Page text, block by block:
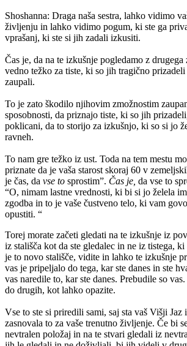
Shoshanna: Draga naša sestra, lahko vidimo
življenju in lahko vidimo pogum, ki ste ga
vprašanj, ki ste si jih zadali izkusiti.
Čas je, da na te izkušnje pogledamo z
vedno težko za tiste, ki so jih tragično
zaupali.
To je zato škodilo njihovim zmožnostim
sposobnosti, da priznajo tiste, ki so jih
poklicani, da to storijo za izkušnjo, ki so si jo
ravneh.
To nam gre težko iz ust. Toda na tem mestu
priznate da je vaša starost skoraj 60 v
je čas, da vse to sprostim”. Čas je, da vse to
“O, nimam lastne vrednosti, ki bi si jo želela
zgodba in to je vaše čustveno telo, ki vam
opustiti. “
Torej morate začeti gledati na te izkušnje iz
iz stališča kot da ste gledalec in ne iz tistega,
je to novo stališče, vidite in lahko te izkušnje
vas je pripeljalo do tega, kar ste danes in ste
vas naredile to, kar ste danes. Prebudile so
do drugih, kot lahko opazite.
Vse to ste si priredili sami, saj sta vaš Višji Jaz
zasnovala to za vaše trenutno življenje. Če bi
nevtralen položaj in na te stvari gledali iz